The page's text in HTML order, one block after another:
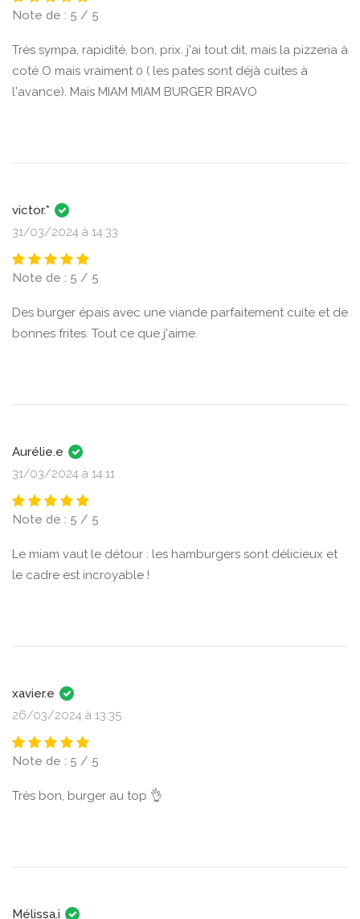
Note de : 5 / 5
Très sympa, rapidité, bon, prix. j'ai tout dit, mais la pizzeria à
coté O mais vraiment 0 ( les pates sont déjà cuites à
l'avance). Mais MIAM MIAM BURGER BRAVO
victor.*
31/03/2024 à 14:33
Note de : 5 / 5
Des burger épais avec une viande parfaitement cuite et de
bonnes frites. Tout ce que j'aime.
Aurélie.e
31/03/2024 à 14:11
Note de : 5 / 5
Le miam vaut le détour : les hamburgers sont délicieux et
le cadre est incroyable !
xavier.e
26/03/2024 à 13:35
Note de : 5 / 5
Très bon, burger au top 👌
Mélissa.i